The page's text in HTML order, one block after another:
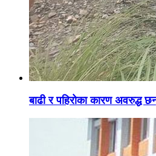
बाढी र पहिरोका कारण अवरुद्ध छन्